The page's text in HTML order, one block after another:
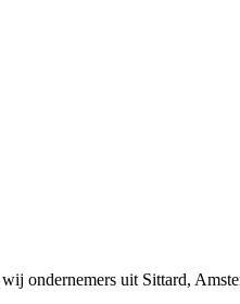
ondernemers uit Sittard,